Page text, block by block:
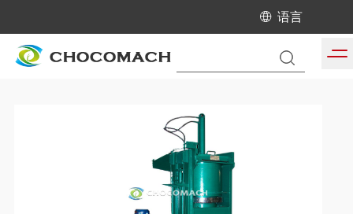
语言
当前位置: 首页/产品中心 花生榨油机生产线